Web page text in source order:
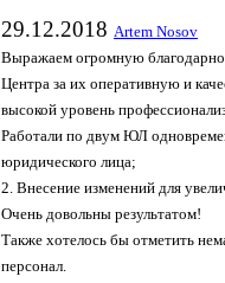
29.12.2018 Artem Nosov
Выражаем огромную
Центра за их оперативную и
высокой уровень
Работали по двум ЮЛ
юридического лица;
2. Внесение изменений для
Очень довольны результатом!
Также хотелось бы отметить
персонал.